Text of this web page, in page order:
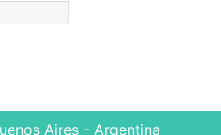
Aires - Argentina